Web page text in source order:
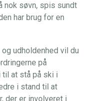
nok søvn, spis sundt
har brug for en
udholdenhed vil du
på
til at stå på ski i
i stand til at
der er involveret i